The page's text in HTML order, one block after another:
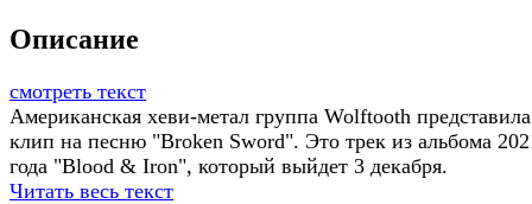
Описание
смотреть текст
Американская хеви-метал группа Wolftooth представила
клип на песню "Broken Sword". Это трек из альбома
года "Blood & Iron", который выйдет 3 декабря.
Читать весь текст